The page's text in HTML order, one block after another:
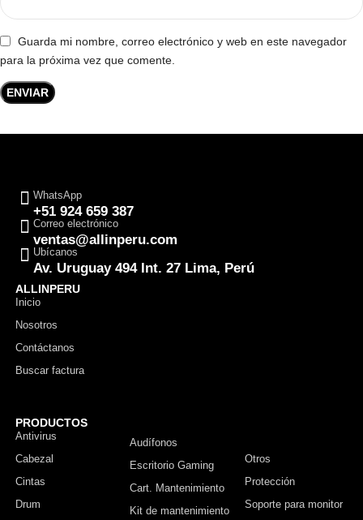
Guarda mi nombre, correo electrónico y web en este navegador
para la próxima vez que comente.
WhatsApp
+51 924 659 387
Correo electrónico
ventas@allinperu.com
Ubícanos
Av. Uruguay 494 Int. 27 Lima, Perú
ALLINPERU
Inicio
Nosotros
Contáctanos
Buscar factura
PRODUCTOS
Antivirus
Cabezal
Cintas
Drum
Audífonos
Escritorio Gaming
Cart. Mantenimiento
Kit de mantenimiento
Otros
Protección
Soporte para monitor